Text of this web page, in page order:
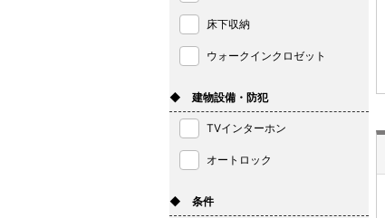
床下収納
ウォークインクロゼット
◆ 建物設備・防犯
TVインターホン
オートロック
◆ 条件